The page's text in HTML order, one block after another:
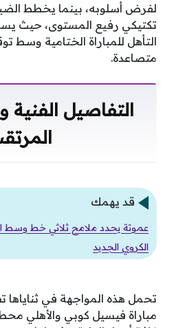
لفرض أسلوبه، بينما يخطط
تكتيكي رفيع المستوى، حيث
التأهل للمباراة الختامية وسط
متصاعدة.
التفاصيل الفنية
قد يهمك
عموتة يحدد ملامح ثلاثي خط وسط
الكروي الجديد
تحمل هذه المواجهة في
مباراة فيسيل كوبي والأهلي